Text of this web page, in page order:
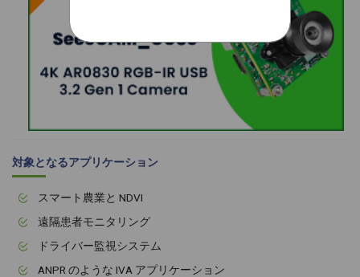
対象となるアプリケーション
スマート農業と NDVI
遠隔患者モニタリング
ドライバー監視システム
ANPR のような IVA アプリケーション